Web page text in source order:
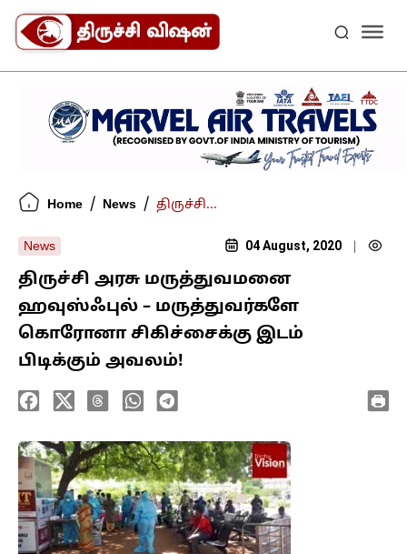
Home / News / திருச்சி...
News 04 August, 2020
திருச்சி அரசு மருத்துவமனை
ஹவுஸ்ஃபுல் – மருத்துவர்களே
கொரோனா சிகிச்சைக்கு இடம்
பிடிக்கும் அவலம்!